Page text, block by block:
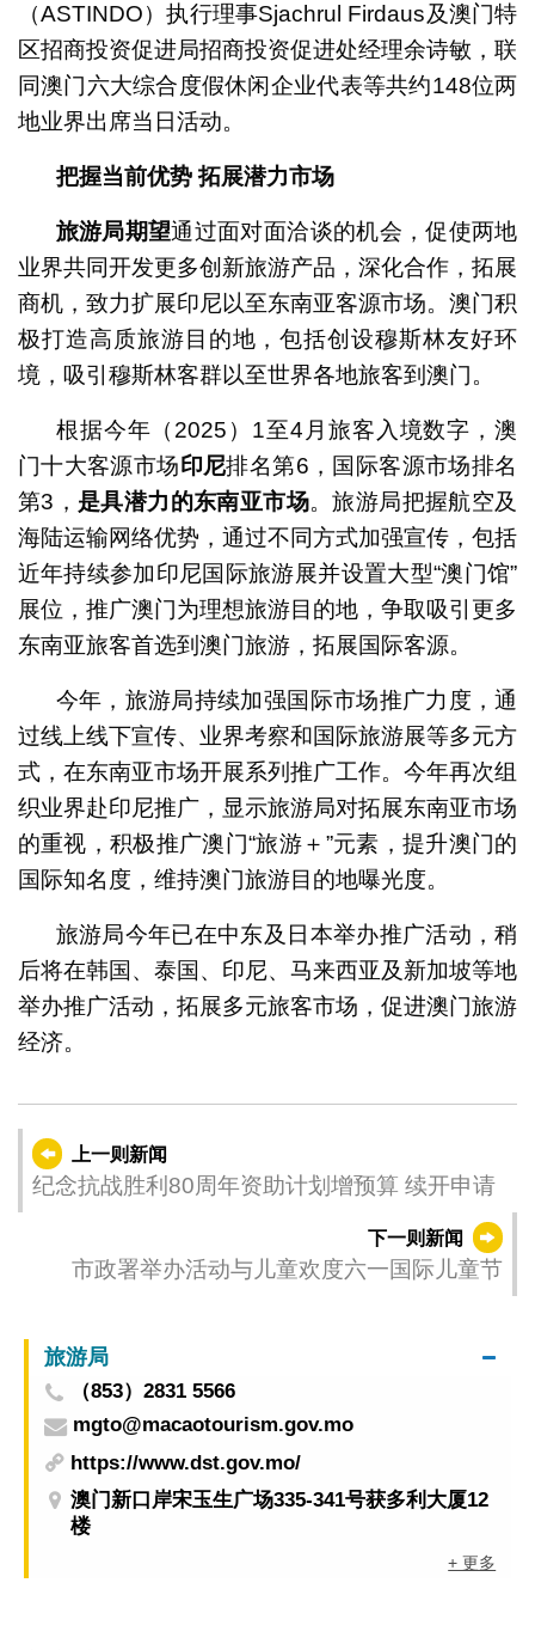
（ASTINDO）执行理事Sjachrul Firdaus及澳门特
区招商投资促进局招商投资促进处经理余诗敏，联
同澳门六大综合度假休闲企业代表等共约148位两
地业界出席当日活动。
把握当前优势 拓展潜力市场
旅游局期望通过面对面洽谈的机会，促使两地
业界共同开发更多创新旅游产品，深化合作，拓展
商机，致力扩展印尼以至东南亚客源市场。澳门积
极打造高质旅游目的地，包括创设穆斯林友好环
境，吸引穆斯林客群以至世界各地旅客到澳门。
根据今年（2025）1至4月旅客入境数字，澳
门十大客源市场印尼排名第6，国际客源市场排名
第3， 是具潜力的东南亚市场。旅游局把握航空及
海陆运输网络优势，通过不同方式加强宣传，包括
近年持续参加印尼国际旅游展并设置大型“澳门馆”
展位，推广澳门为理想旅游目的地，争取吸引更多
东南亚旅客首选到澳门旅游，拓展国际客源。
今年，旅游局持续加强国际市场推广力度，通
过线上线下宣传、业界考察和国际旅游展等多元方
式，在东南亚市场开展系列推广工作。今年再次组
织业界赴印尼推广，显示旅游局对拓展东南亚市场
的重视，积极推广澳门“旅游＋”元素，提升澳门的
国际知名度，维持澳门旅游目的地曝光度。
旅游局今年已在中东及日本举办推广活动，稍
后将在韩国、泰国、印尼、马来西亚及新加坡等地
举办推广活动，拓展多元旅客市场，促进澳门旅游
经济。
上一则新闻
纪念抗战胜利80周年资助计划增预算 续开申请
下一则新闻
市政署举办活动与儿童欢度六一国际儿童节
旅游局
（853）2831 5566
mgto@macaotourism.gov.mo
https://www.dst.gov.mo/
澳门新口岸宋玉生广场335-341号获多利大厦12
楼
+ 更多